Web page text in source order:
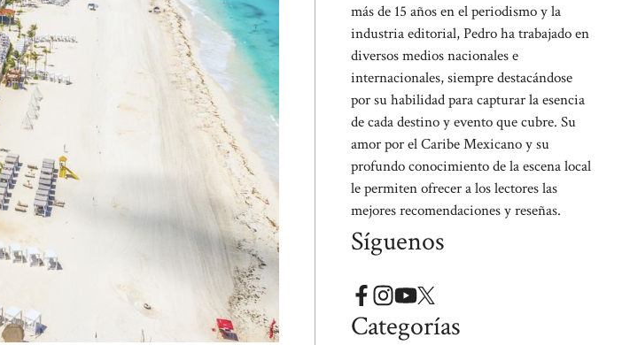
más de 15 años en el periodismo y la
industria editorial, Pedro ha trabajado en
diversos medios nacionales e
internacionales, siempre destacándose
por su habilidad para capturar la esencia
de cada destino y evento que cubre. Su
amor por el Caribe Mexicano y su
profundo conocimiento de la escena local
le permiten ofrecer a los lectores las
mejores recomendaciones y reseñas.
Síguenos
Categorías